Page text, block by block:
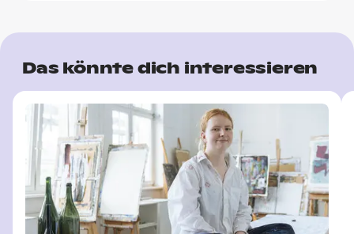
Das könnte dich interessieren